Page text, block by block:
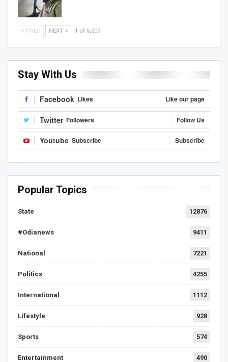
PREV NEXT 1 of 5,609
Stay With Us
Facebook Likes Like our page
Twitter Followers Follow Us
Youtube Subscribe Subscribe
Popular Topics
State 12876
#Odianews 9411
National 7221
Politics 4255
International 1112
Lifestyle 928
Sports 574
Entertainment 490